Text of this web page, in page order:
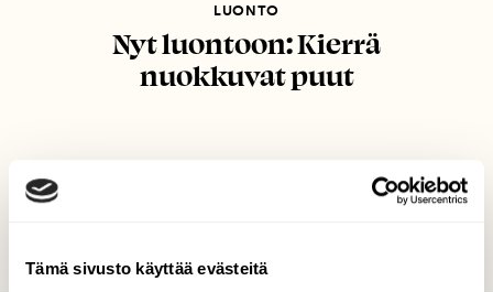
Tämä sivusto käyttää evästeitä
LUONTO
Nyt luontoon: Kierrä
nuokkuvat puut